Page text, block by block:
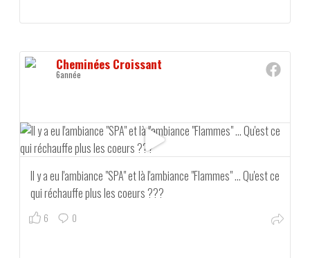
Cheminées Croissant
6année
Il y a eu l'ambiance "SPA" et là l'ambiance "Flammes" ... Qu'est ce
qui réchauffe plus les coeurs ???
6 0